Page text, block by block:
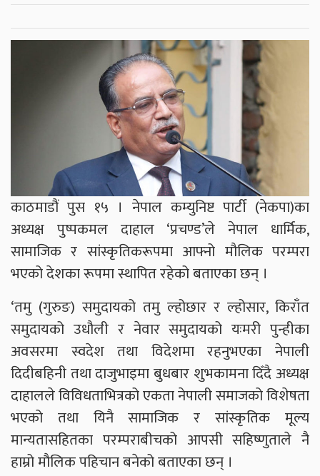
काठमाडौं पुस १५ । नेपाल कम्युनिष्ट पार्टी (नेकपा)का
अध्यक्ष पुष्पकमल दाहाल ‘प्रचण्ड’ले नेपाल धार्मिक,
सामाजिक र सांस्कृतिकरूपमा आफ्नो मौलिक परम्परा
भएको देशका रूपमा स्थापित रहेको बताएका छन् ।
‘तमु (गुरुङ) समुदायको तमु ल्होछार र ल्होसार, किराँत
समुदायको उधौली र नेवार समुदायको यःमरी पुन्हीका
अवसरमा स्वदेश तथा विदेशमा रहनुभएका नेपाली
दिदीबहिनी तथा दाजुभाइमा बुधबार शुभकामना दिँदै अध्यक्ष
दाहालले विविधताभित्रको एकता नेपाली समाजको विशेषता
भएको तथा यिनै सामाजिक र सांस्कृतिक मूल्य
मान्यतासहितका परम्पराबीचको आपसी सहिष्णुताले नै
हाम्रो मौलिक पहिचान बनेको बताएका छन् ।